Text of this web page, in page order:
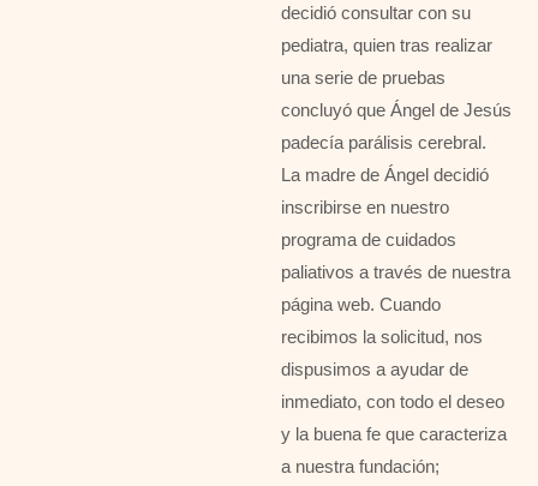
decidió consultar con su
pediatra, quien tras realizar
una serie de pruebas
concluyó que Ángel de Jesús
padecía parálisis cerebral.
La madre de Ángel decidió
inscribirse en nuestro
programa de cuidados
paliativos a través de nuestra
página web. Cuando
recibimos la solicitud, nos
dispusimos a ayudar de
inmediato, con todo el deseo
y la buena fe que caracteriza
a nuestra fundación;